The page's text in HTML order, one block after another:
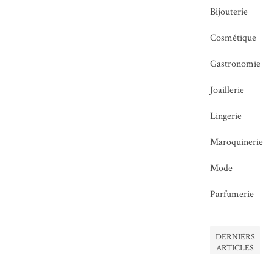
Bijouterie
Cosmétique
Gastronomie
Joaillerie
Lingerie
Maroquinerie
Mode
Parfumerie
DERNIERS
ARTICLES